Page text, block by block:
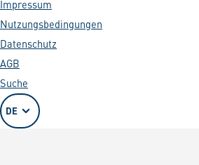
Impressum
Nutzungsbedingungen
Datenschutz
AGB
Suche
DE